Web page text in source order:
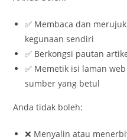
✅ Membaca dan
kegunaan sendiri
✅ Berkongsi pautan
✅ Memetik isi laman
sumber yang betul
Anda tidak boleh:
❌ Menyalin atau